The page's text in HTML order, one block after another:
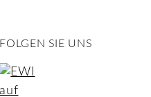
FOLGEN SIE UNS